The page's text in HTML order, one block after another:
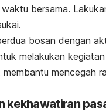
bersama.
bosan dengan
melakukan
mencegah
kekhawatiran